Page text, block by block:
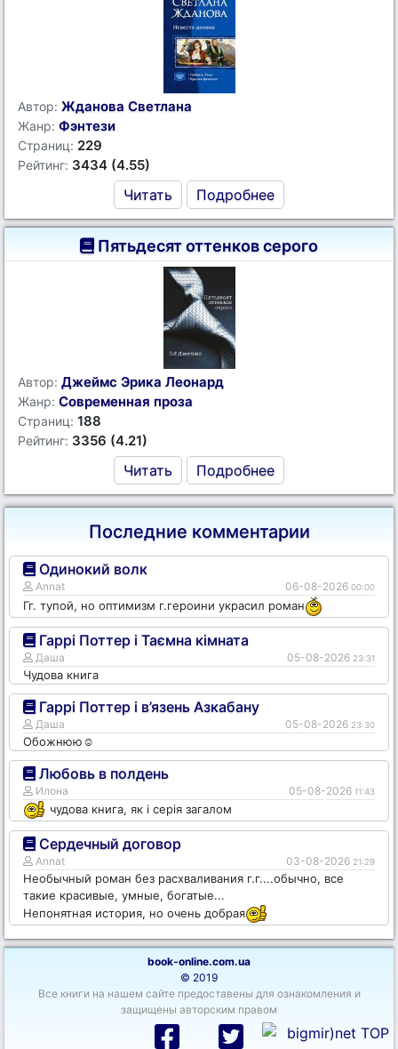
Автор: Жданова Светлана
Жанр: Фэнтези
Страниц: 229
Рейтинг: 3434 (4.55)
Читать Подробнее
Пятьдесят оттенков серого
Автор: Джеймс Эрика Леонард
Жанр: Современная проза
Страниц: 188
Рейтинг: 3356 (4.21)
Читать Подробнее
Последние комментарии
Одинокий волк
Annat 06-08-2026 00:00
Гг. тупой, но оптимизм г.героини украсил роман
Гаррі Поттер і Таємна кімната
Даша 05-08-2026 23:31
Чудова книга
Гаррі Поттер і в’язень Азкабану
Даша 05-08-2026 23:30
Обожнюю☺️
Любовь в полдень
Илона 05-08-2026 11:43
чудова книга, як і серія загалом
Сердечный договор
Annat 03-08-2026 21:29
Необычный роман без расхваливания г.г....обычно, все
такие красивые, умные, богатые...
Непонятная история, но очень добрая
book-online.com.ua
© 2019
Все книги на нашем сайте предоставены для ознакомления и
защищены авторским правом